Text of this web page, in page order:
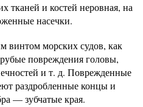
тканей и костей неровная, на
насечки.
винтом морских судов, как
повреждения головы,
и т. д. Поврежденные
раздробленные концы и
— зубчатые края.